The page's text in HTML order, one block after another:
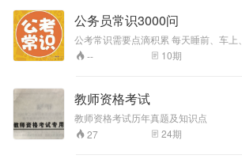
公务员常识3000问
公考常识需要点滴积累 每天睡前、车上、早起，
利用一点点时间 爱她不要多，每天一点点
-- 10期
教师资格考试
教师资格考试历年真题及知识点
27
24期